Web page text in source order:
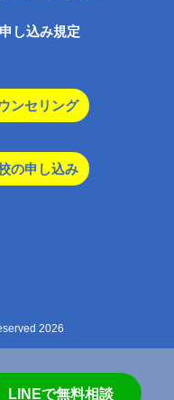
し込み規定
ンセリング
の申し込み
2026
LINEで無料相談